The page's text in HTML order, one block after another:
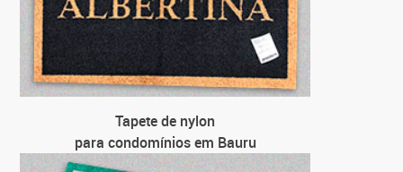
Tapete de nylon
para condomínios em Bauru